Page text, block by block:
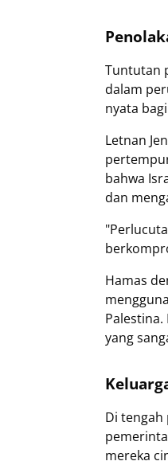
Tuntutan
dalam
nyata
Letnan
bahwa
dan
Hamas
yang
Di tengah
mereka